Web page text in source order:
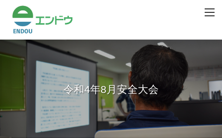
令和4年8月安全大会